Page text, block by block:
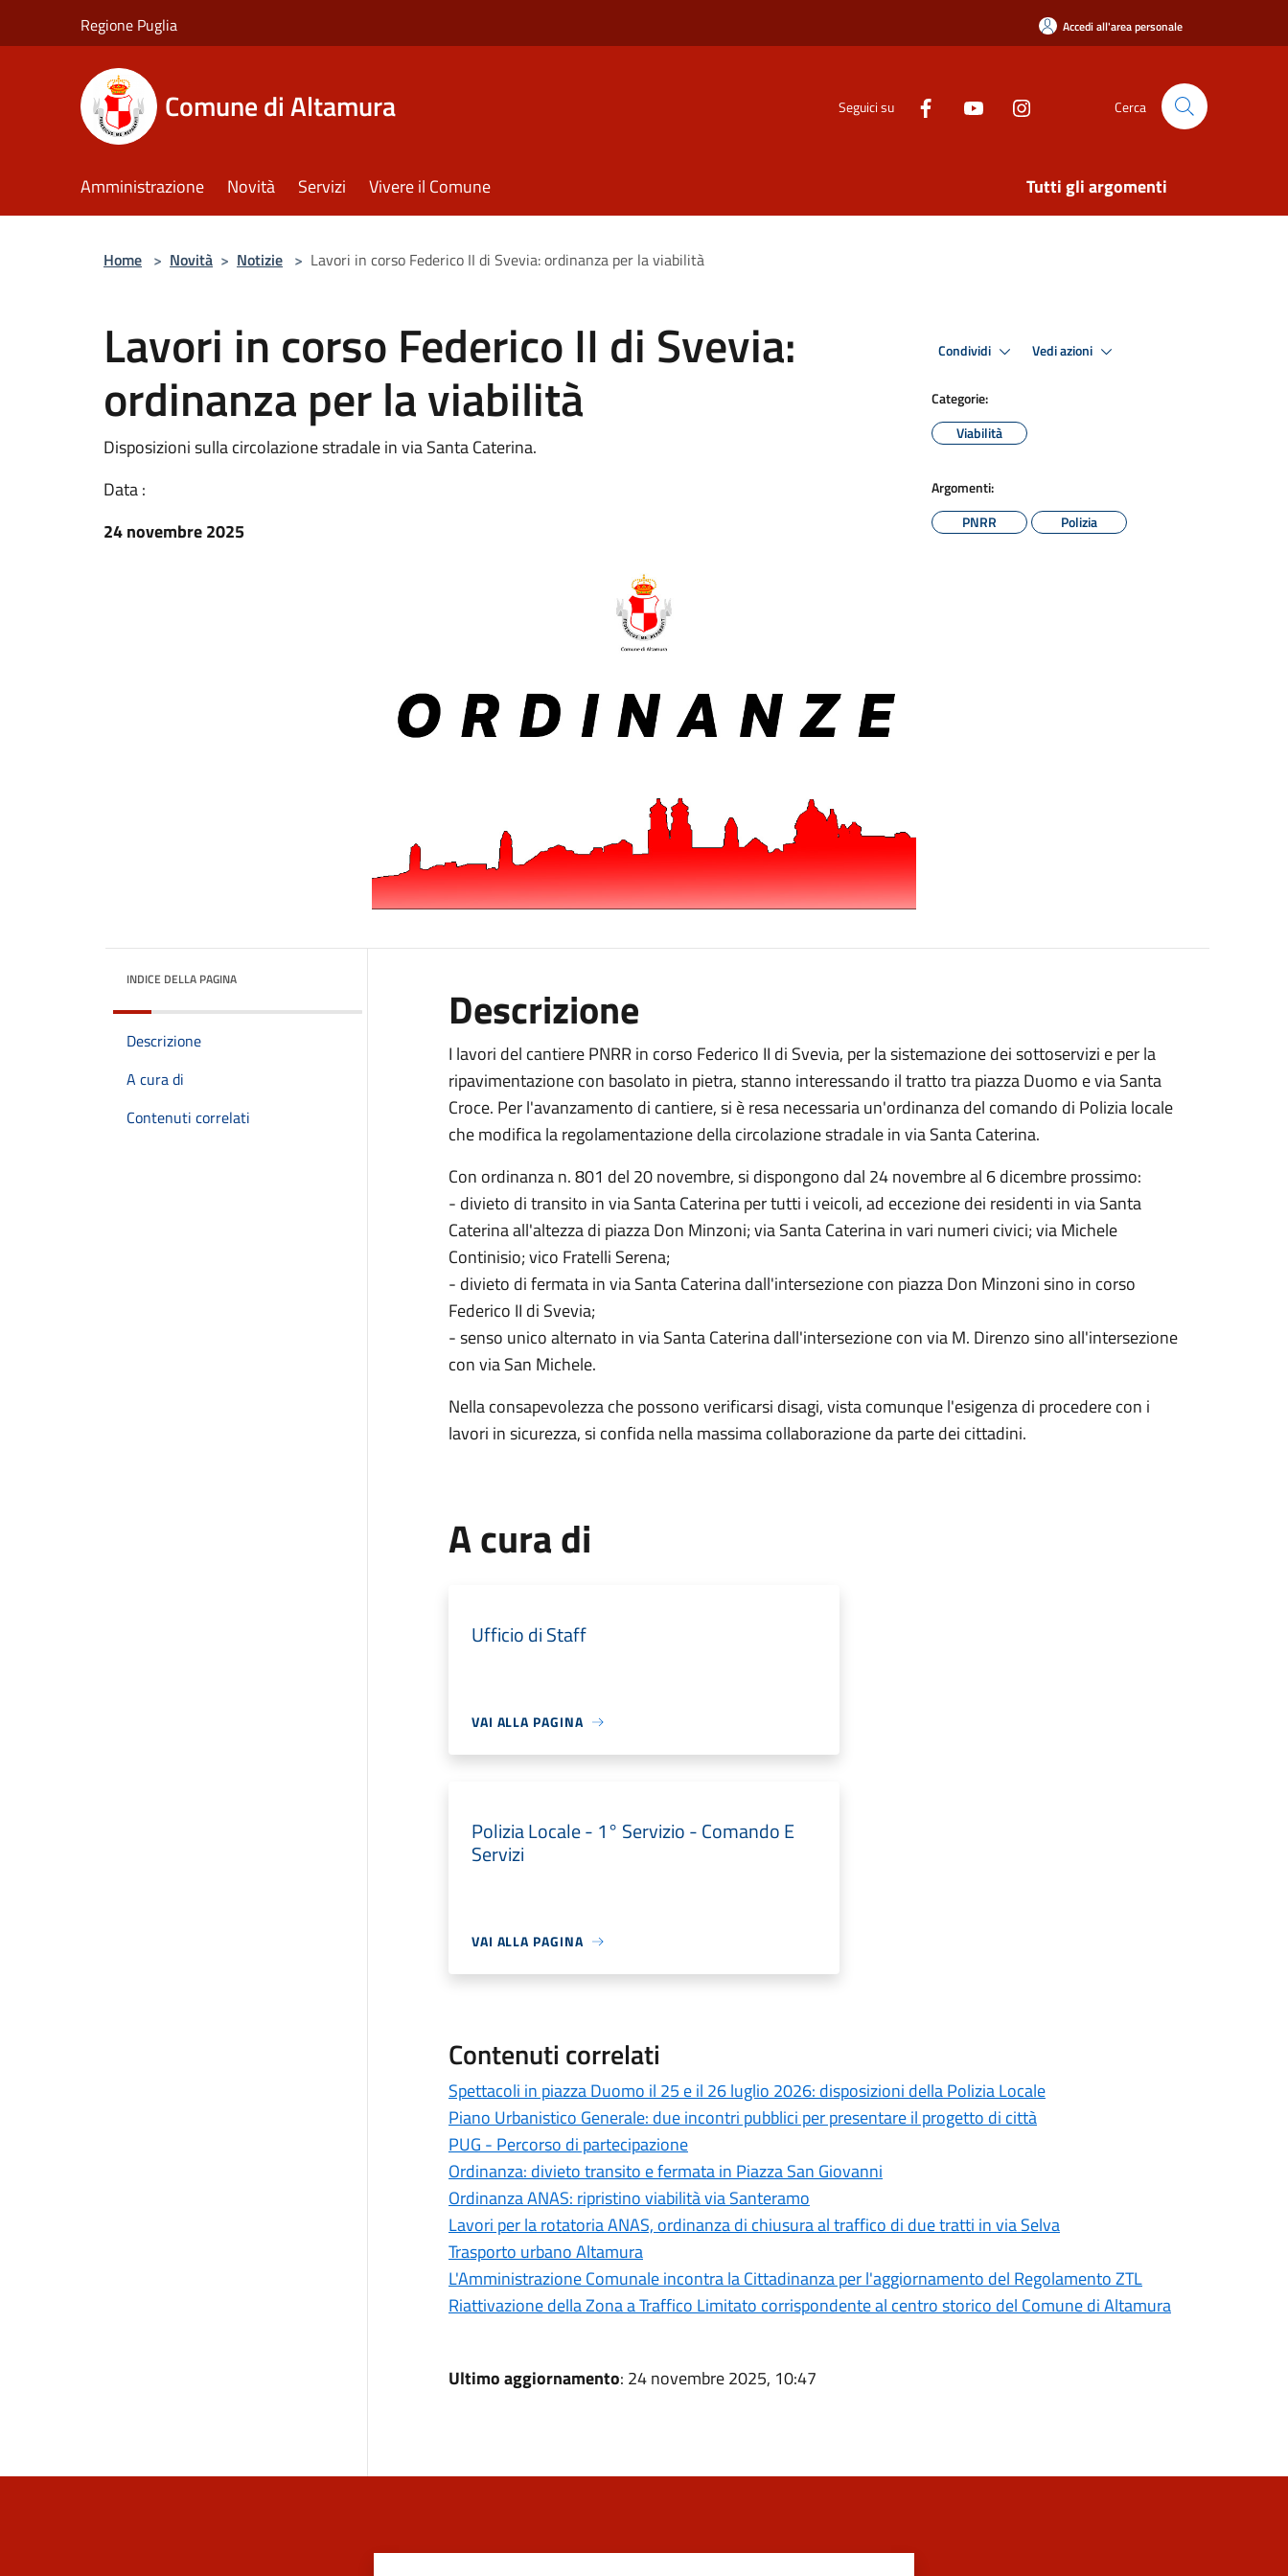
Regione Puglia Accedi all'area personale
Comune di Altamura Seguici su Cerca
Amministrazione Novità Servizi Vivere il Comune Tutti gli argomenti
Home > Novità > Notizie > Lavori in corso Federico II di Svevia: ordinanza per la viabilità
Lavori in corso Federico II di Svevia:
ordinanza per la viabilità
Disposizioni sulla circolazione stradale in via Santa Caterina.
Data :
24 novembre 2025
Condividi Vedi azioni
Categorie:
Viabilità
Argomenti:
PNRR
Polizia
INDICE DELLA PAGINA
Descrizione
A cura di
Contenuti correlati
Descrizione
I lavori del cantiere PNRR in corso Federico II di Svevia, per la sistemazione dei sottoservizi e per la
ripavimentazione con basolato in pietra, stanno interessando il tratto tra piazza Duomo e via Santa
Croce. Per l'avanzamento di cantiere, si è resa necessaria un'ordinanza del comando di Polizia locale
che modifica la regolamentazione della circolazione stradale in via Santa Caterina.
Con ordinanza n. 801 del 20 novembre, si dispongono dal 24 novembre al 6 dicembre prossimo:
- divieto di transito in via Santa Caterina per tutti i veicoli, ad eccezione dei residenti in via Santa
Caterina all'altezza di piazza Don Minzoni; via Santa Caterina in vari numeri civici; via Michele
Continisio; vico Fratelli Serena;
- divieto di fermata in via Santa Caterina dall'intersezione con piazza Don Minzoni sino in corso
Federico II di Svevia;
- senso unico alternato in via Santa Caterina dall'intersezione con via M. Direnzo sino all'intersezione
con via San Michele.
Nella consapevolezza che possono verificarsi disagi, vista comunque l'esigenza di procedere con i
lavori in sicurezza, si confida nella massima collaborazione da parte dei cittadini.
A cura di
Ufficio di Staff
VAI ALLA PAGINA
Polizia Locale - 1° Servizio - Comando E
Servizi
VAI ALLA PAGINA
Contenuti correlati
Spettacoli in piazza Duomo il 25 e il 26 luglio 2026: disposizioni della Polizia Locale
Piano Urbanistico Generale: due incontri pubblici per presentare il progetto di città
PUG - Percorso di partecipazione
Ordinanza: divieto transito e fermata in Piazza San Giovanni
Ordinanza ANAS: ripristino viabilità via Santeramo
Lavori per la rotatoria ANAS, ordinanza di chiusura al traffico di due tratti in via Selva
Trasporto urbano Altamura
L'Amministrazione Comunale incontra la Cittadinanza per l'aggiornamento del Regolamento ZTL
Riattivazione della Zona a Traffico Limitato corrispondente al centro storico del Comune di Altamura
Ultimo aggiornamento: 24 novembre 2025, 10:47